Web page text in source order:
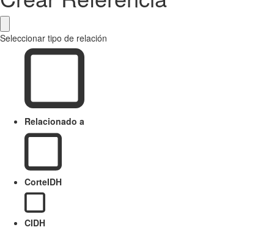
Seleccionar tipo de relación
Relacionado a
CorteIDH
CIDH